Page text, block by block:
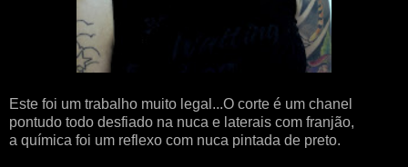
Este foi um trabalho muito legal...O corte é um chanel
pontudo todo desfiado na nuca e laterais com franjão,
a química foi um reflexo com nuca pintada de preto.